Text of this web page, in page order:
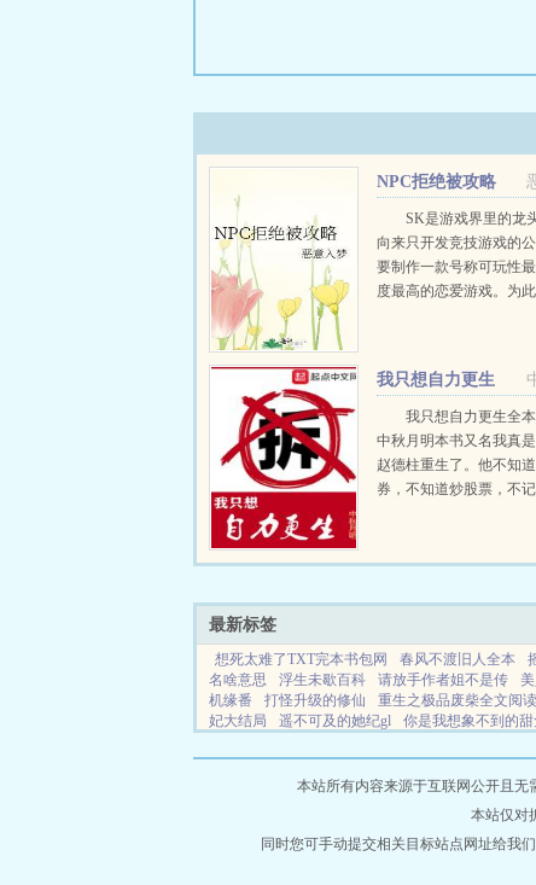
NPC拒绝被攻略
SK是游戏界里的龙
向来只开发竞技游戏的
要制作一款号称可玩性
度最高的恋爱游戏。为
历。...
我只想自力更生
我只想自力更生全
中秋月明本书又名我真
赵德柱重生了。他不知
券，不知道炒股票，不
做那个混吃等...
最新标签
想死太难了TXT完本书包网 春风不渡旧人全本
名啥意思
浮生未歇百科 请放手作者姐不是传
机缘番
打怪升级的修仙 重生之极品废柴全文阅读
妃大结局
遥不可及的她纪gl 你是我想象不到的
体在线阅读
重生之极品败家 摇摇晃晃歌词大全
为尽失后我的徒弟都成了大佬全集
盛世名门是哪
爱果小说
香菇小说
霍家小说 乐文小说 米族小说 笔趣
本站所有内容来源于互联网公开且无
本站仅对
同时您可手动提交相关目标站点网址给我